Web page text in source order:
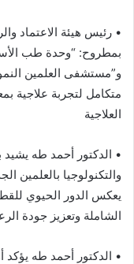
• رئيس هيئة الاعتماد
بمطروح: “وحدة طب
و”مستشفى العلمين
متكامل لتجربة علاجية
العلاجية
• الدكتور أحمد طه يشيد
والتكنولوجيا بالعلمين
يعكس الدور الحيوي
الشاملة وتعزيز جودة
• الدكتور أحمد طه